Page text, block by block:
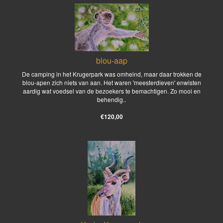
blou-aap
De camping in het Krugerpark was omheind, maar daar trokken de
blou-apen zich niets van aan. Het waren 'meesterdieven' enwisten
aardig wat voedsel van de bezoekers te bemachtigen. Zo mooi en
behendig..
€120,00